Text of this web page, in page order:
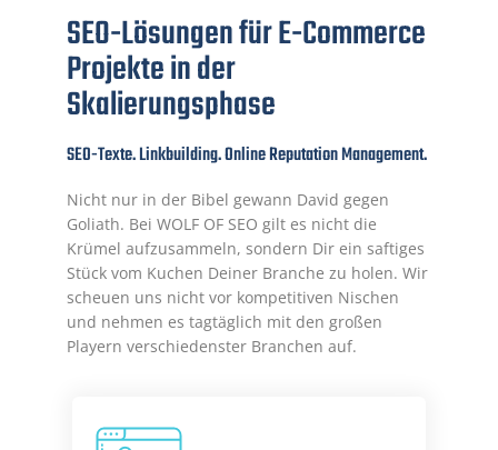
SEO-Lösungen für E-Commerce
Projekte in der
Skalierungsphase
SEO-Texte. Linkbuilding. Online Reputation Management.
Nicht nur in der Bibel gewann David gegen
Goliath. Bei WOLF OF SEO gilt es nicht die
Krümel aufzusammeln, sondern Dir ein saftiges
Stück vom Kuchen Deiner Branche zu holen. Wir
scheuen uns nicht vor kompetitiven Nischen
und nehmen es tagtäglich mit den großen
Playern verschiedenster Branchen auf.